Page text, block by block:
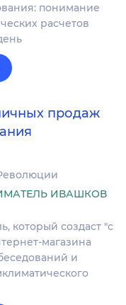
понимание
расчетов
продаж
ИВАШКОВ
который создаст "с
магазина
и